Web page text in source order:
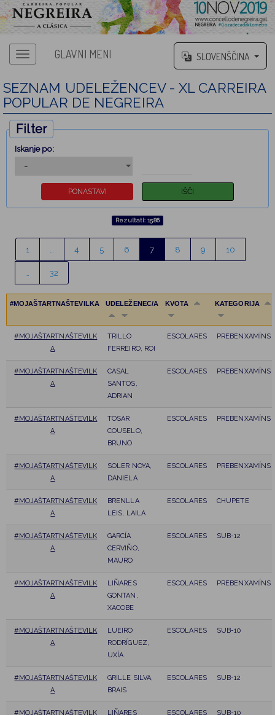
GLAVNI MENI SLOVENŠČINA
SEZNAM UDELEŽENCEV - XL CARREIRA
POPULAR DE NEGREIRA
Filter
Iskanje po:
Rezultati: 1586
1 4 5 6 7 8 9 10
32
#MOJAŠTARTNAŠTEVILKA UDELEŽENEC/A KVOTA KATEGORIJA
#MOJAŠTARTNAŠTEVILK
A
TRILLO
FERREIRO, ROI
ESCOLARES PREBENXAMÍNS
#MOJAŠTARTNAŠTEVILK
A
CASAL
SANTOS,
ADRIAN
ESCOLARES PREBENXAMÍNS
#MOJAŠTARTNAŠTEVILK
A
TOSAR
COUSELO,
BRUNO
ESCOLARES PREBENXAMÍNS
#MOJAŠTARTNAŠTEVILK
A
SOLER NOYA,
DANIELA
ESCOLARES PREBENXAMÍNS
#MOJAŠTARTNAŠTEVILK
A
BRENLLA
LEIS, LAILA
ESCOLARES CHUPETE
#MOJAŠTARTNAŠTEVILK
A
GARCÍA
CERVIÑO,
MAURO
ESCOLARES SUB-12
#MOJAŠTARTNAŠTEVILK
A
LIÑARES
GONTAN,
XACOBE
ESCOLARES PREBENXAMÍNS
#MOJAŠTARTNAŠTEVILK
A
LUEIRO
RODRÍGUEZ,
UXÍA
ESCOLARES SUB-10
#MOJAŠTARTNAŠTEVILK
A
GRILLE SILVA,
BRAIS
ESCOLARES SUB-12
#MOJAŠTARTNAŠTEVILK
LIÑARES
ESCOLARES SUB-10